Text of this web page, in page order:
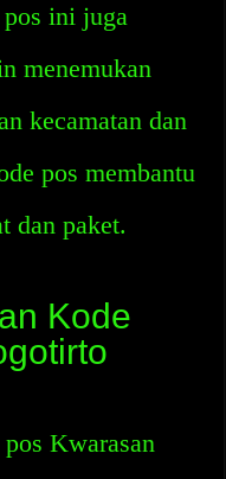
ini juga
menemukan
kecamatan dan
pos membantu
dan paket.
Kode
Kwarasan